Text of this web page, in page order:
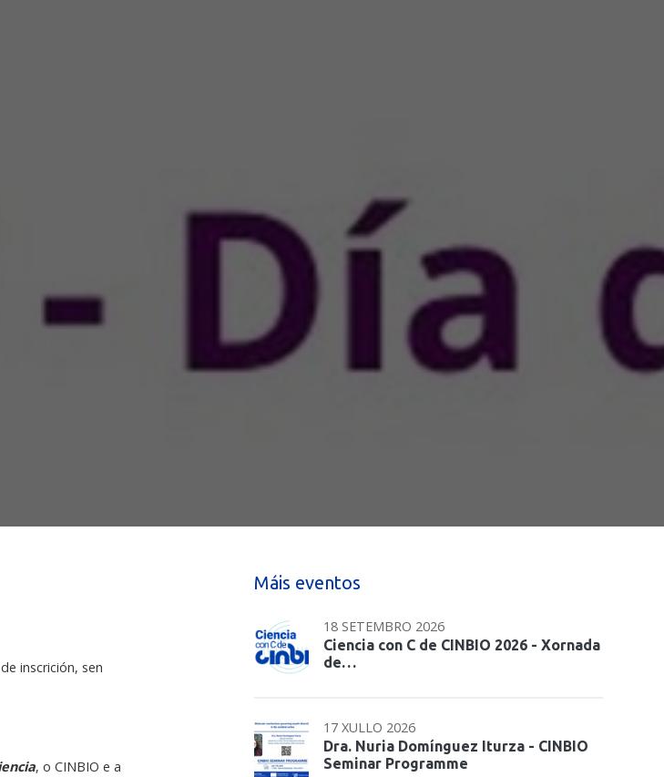
inscrición, sen
, o CINBIO e a
Máis eventos
18 SETEMBRO 2026
Ciencia con C de CINBIO 2026 - Xornada
de…
17 XULLO 2026
Dra. Nuria Domínguez Iturza - CINBIO
Seminar Programme